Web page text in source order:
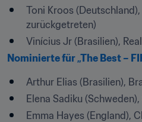
Toni Kroos
zurückgetreten)
Vinícius Jr (Brasilien),
Nominierte für „The Best –
Arthur Elias (Brasilien),
Elena Sadiku
Emma Hayes (England),